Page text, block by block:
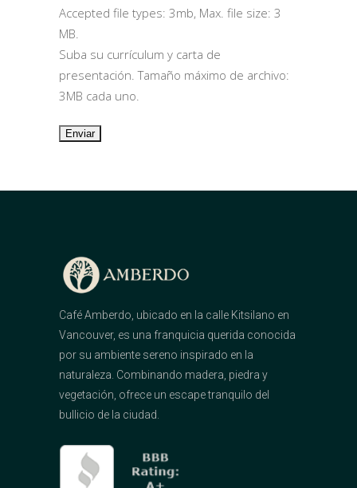
Accepted file types: 3mb, Max. file size: 3
MB.
Suba su currículum y carta de
presentación. Tamaño máximo de archivo:
3MB cada uno.
Café Amberdo, ubicado en la calle Kitsilano en
Vancouver, es una franquicia querida conocida
por su ambiente sereno inspirado en la
naturaleza. Combinando madera, piedra y
vegetación, ofrece un escape tranquilo del
bullicio de la ciudad.